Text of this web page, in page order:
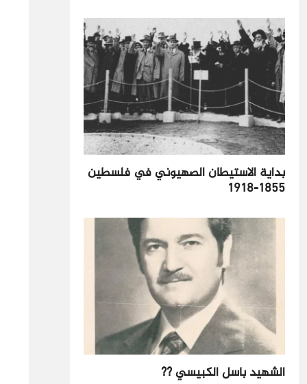
بداية الاستيطان الصهيوني في فلسطين
1855-1918
الشهيد باسل الكبيسي ??